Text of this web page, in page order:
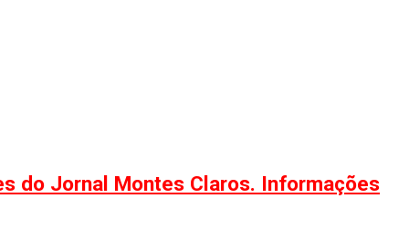
do Jornal Montes Claros. Informações